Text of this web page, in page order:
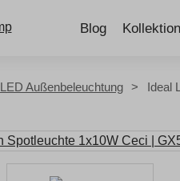
Blog
LED Außenbeleuchtung Ideal